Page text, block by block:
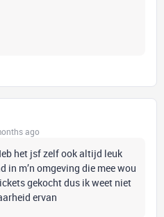
ago
het jsf zelf ook altijd leuk
in m’n omgeving die mee wou
gekocht dus ik weet niet
ervan